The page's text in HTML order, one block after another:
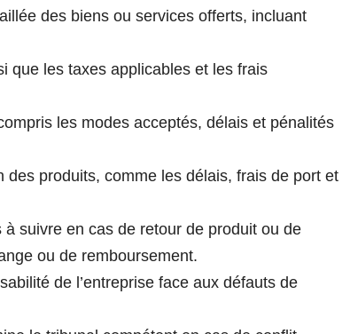
des biens ou services offerts, incluant
que les taxes applicables et les frais
les modes acceptés, délais et pénalités
des produits, comme les délais, frais de port et
à suivre en cas de retour de produit ou de
ou de remboursement.
de l’entreprise face aux défauts de